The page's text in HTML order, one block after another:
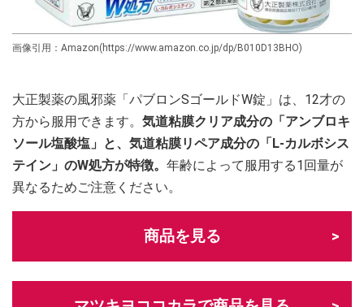
画像引用：Amazon(https://www.amazon.co.jp/dp/B010D13BHO)
大正製薬の風邪薬「パブロンSゴールドW錠」は、12才の
方から服用できます。 気道粘膜クリア成分の「アンブロキ
ソール塩酸塩」と、気道粘膜リペア成分の「L-カルボシス
テイン」のW処方が特徴。 年齢によって服用する1回量が
異なるためご注意ください。
商品を見る